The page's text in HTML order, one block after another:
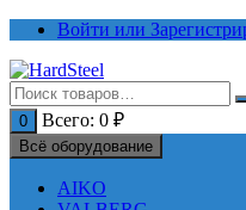
Перейти
содержимому
Войти или
0 Всего: 0 ₽
Всё оборудование
AIKO